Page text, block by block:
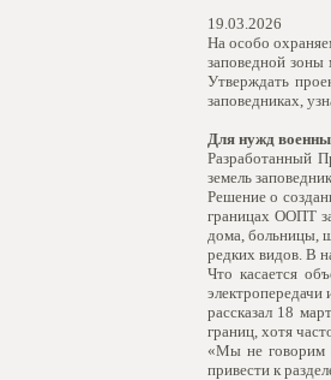
19.03.2026
На особо
заповедной зоны
Утверждать
заповедниках,
Для нужд
Разработанный
земель
Решение о
границах ООПТ
дома, больницы,
редких видов. В
Что касается
рассказал 18
границ, хотя
«Мы не говорим
привести к